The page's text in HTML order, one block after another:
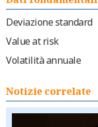
Deviazione standard
Value at risk
Volatilità annuale
Notizie correlate